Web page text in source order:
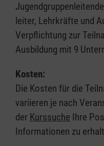
leiter, Lehrkräfte und
Verpflichtung zur
Ausbildung mit 9
Kosten:
Die Kosten für die
variieren je nach
der Kurssuche Ihre
Informationen zu